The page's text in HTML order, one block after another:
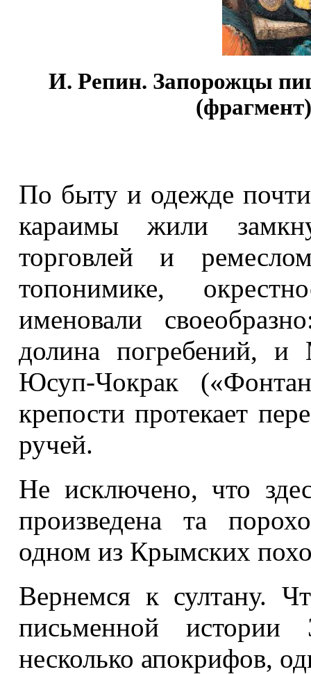
И. Репин. Запорожцы
По быту и одежде почти
караимы жили
торговлей и
топонимике,
именовали
долина погребений, и
Юсуп-Чокрак
крепости протекает
ручей.
Не исключено, что
произведена та
одном из Крымских
Вернемся к султану.
письменной истории
несколько апокрифов,